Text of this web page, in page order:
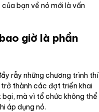
bạn về nó mới là vấn
giờ là phần
rẫy những chương trình thí
thành các đợt triển khai
mà vì tổ chức không thể
áp dụng nó.